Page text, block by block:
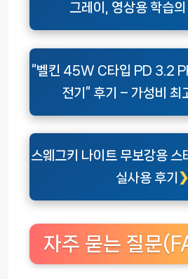
그레이, 영상용 학습의
“벨킨 45W C타입 PD 3.2
전기” 후기 – 가성비 최
스웨그키 나이트 무보강용 스
실사용 후기
자주 묻는 질문